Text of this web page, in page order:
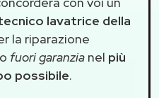
lavatrice della
la riparazione
fuori garanzianel più
possibile.